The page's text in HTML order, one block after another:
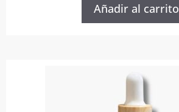
Añadir al carrito